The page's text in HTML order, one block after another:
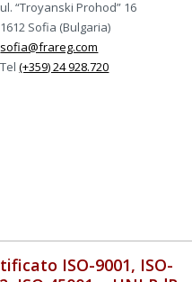
ul. “Troyanski Prohod” 16
1612 Sofia (Bulgaria)
sofia@frareg.com
Tel(+359) 24 928.720
ISO-9001, ISO-